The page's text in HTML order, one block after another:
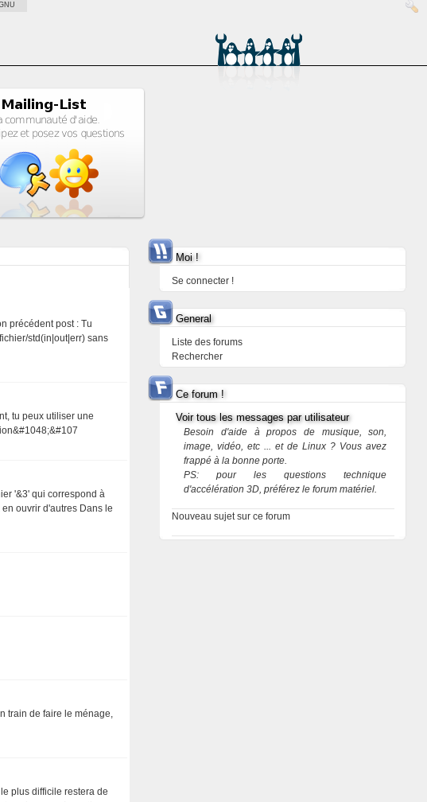
précédent post : Tu
std(in|out|err) sans
tu peux utiliser une
'&3' qui correspond à
ouvrir d'autres Dans le
train de faire le ménage,
plus difficile restera de
Moi !
Se connecter !
General
Liste des forums
Rechercher
Ce forum !
Voir tous les messages par utilisateur
Besoin d'aide à propos de musique, son,
image, vidéo, etc ... et de Linux ? Vous avez
frappé à la bonne porte.
PS: pour les questions technique
d'accélération 3D, préférez le forum matériel.
Nouveau sujet sur ce forum